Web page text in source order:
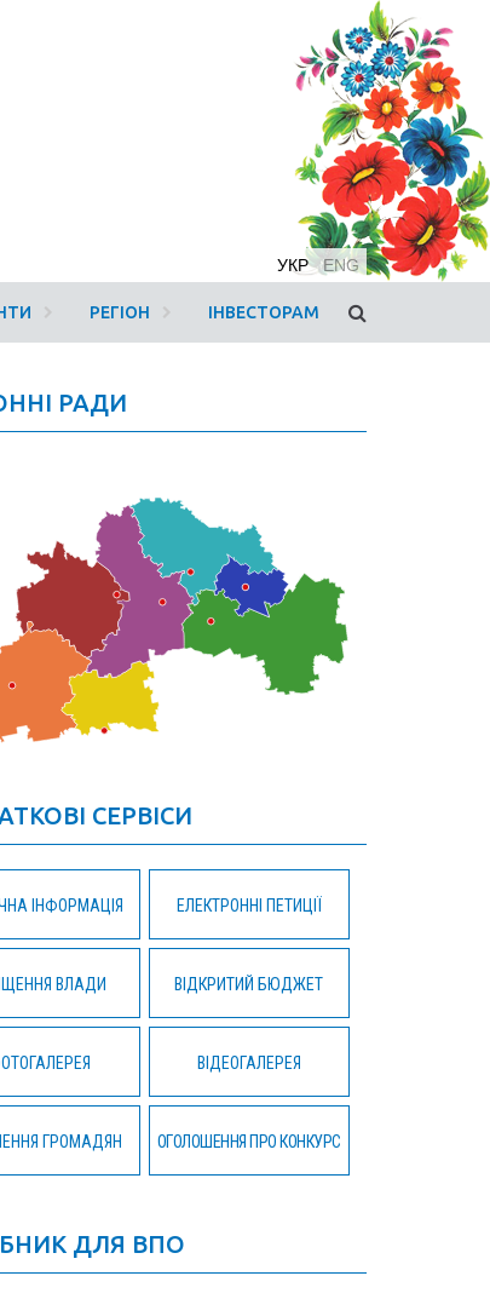
УКР ENG
РЕГІОН ІНВЕСТОРАМ
РАДИ
СЕРВІСИ
ІНФОРМАЦІЯ ЕЛЕКТРОННІ ПЕТИЦІЇ
ВЛАДИ ВІДКРИТИЙ БЮДЖЕТ
ВІДЕОГАЛЕРЕЯ
ГРОМАДЯН ОГОЛОШЕННЯ ПРО КОНКУРС
ДЛЯ ВПО